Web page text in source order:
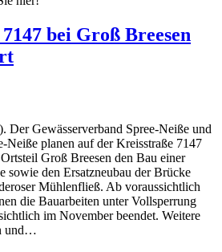
bei Groß Breesen
Der Gewässerverband Spree-Neiße und
Neiße planen auf der Kreisstraße 7147
Groß Breesen den Bau einer
sowie den Ersatzneubau der Brücke
Mühlenfließ. Ab voraussichtlich
die Bauarbeiten unter Vollsperrung
im November beendet. Weitere
und…